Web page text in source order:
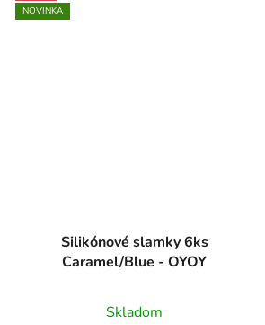
NOVINKA
Silikónové slamky 6ks
Caramel/Blue - OYOY
Skladom